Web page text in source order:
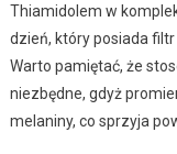
Thiamidolem w
dzień, który posiada filtr
Warto pamiętać, że
niezbędne, gdyż
melaniny, co sprzyja